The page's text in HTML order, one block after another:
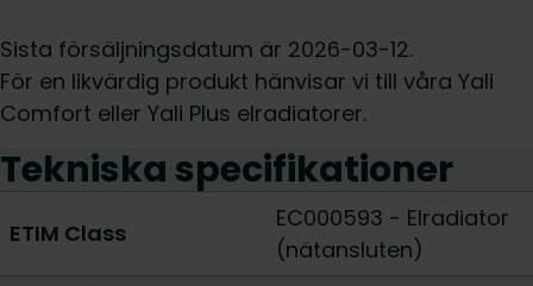
Sista försäljningsdatum är 2026-03-12.
För en likvärdig produkt hänvisar vi till våra Yali
Comfort eller Yali Plus elradiatorer.
Tekniska specifikationer
ETIM Class
EC000593 - Elradiator
(nätansluten)